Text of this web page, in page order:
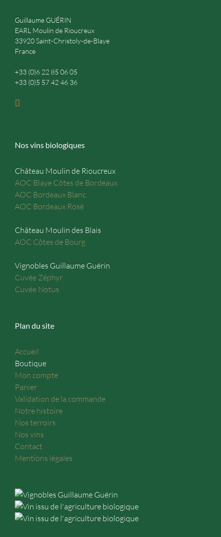
Guillaume GUÉRIN
EARL Moulin de Rioucreux
33920 Saint-Christoly-de-Blaye
France
+33 (0)6 22 85 06 05
+33 (0)5 57 42 46 36
Nos vins biologiques
Château Moulin de Rioucreux
AOC Blaye Côtes de Bordeaux
AOC Bordeaux Blanc
AOC Bordeaux Rosé
Château Moulin des Blais
AOC Côtes de Bourg
Vignobles Guillaume Guérin
Cuvée Zéphyr
Cuvée Notus
Plan du site
Accueil
Boutique
Mon compte
Panier
Validation de la commande
Notre histoire
Nos terroirs
Nos vins
Contact
Mentions légales